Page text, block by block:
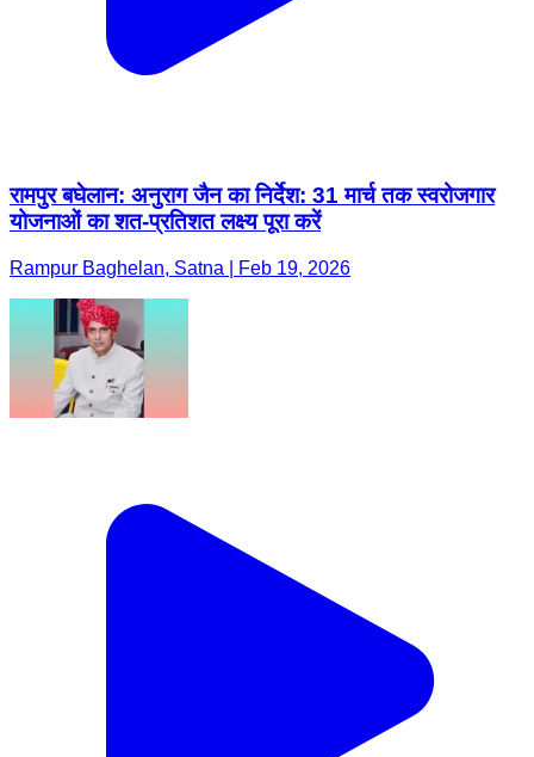
रामपुर बघेलान: अनुराग जैन का निर्देश: 31 मार्च तक स्वरोजगार
योजनाओं का शत-प्रतिशत लक्ष्य पूरा करें
Rampur Baghelan, Satna | Feb 19, 2026